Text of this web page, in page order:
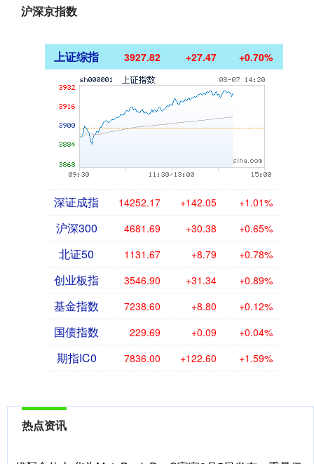
沪深京指数
上证综指 3927.82 +27.47 +0.70%
深证成指 14252.17 +142.05 +1.01%
沪深300 4681.69 +30.38 +0.65%
北证50 1131.67 +8.79 +0.78%
创业板指 3546.90 +31.34 +0.89%
基金指数 7238.60 +8.80 +0.12%
国债指数 229.69 +0.09 +0.04%
期指IC0 7836.00 +122.60 +1.59%
热点资讯